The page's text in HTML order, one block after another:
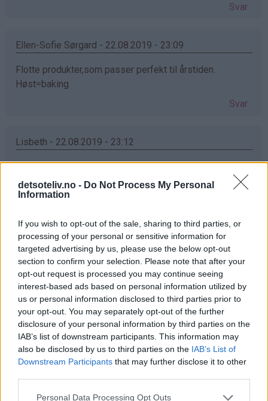
detsoteliv.no - Do Not Process My Personal
Information
If you wish to opt-out of the sale, sharing to third parties, or
processing of your personal or sensitive information for
targeted advertising by us, please use the below opt-out
section to confirm your selection. Please note that after your
opt-out request is processed you may continue seeing
interest-based ads based on personal information utilized by
us or personal information disclosed to third parties prior to
your opt-out. You may separately opt-out of the further
disclosure of your personal information by third parties on the
IAB’s list of downstream participants. This information may
also be disclosed by us to third parties on the IAB’s List of
Downstream Participants that may further disclose it to other
Personal Data Processing Opt Outs
Svar
Ellen-Sofie Sørgard - 22.08.2019 - 23:09
Flotte produkter,som passer perfekt til årstiden.
Høst=baking
Svar
Lisbeth - 22.08.2019 - 23:12
Ja takk veldig gjerne
Svar
Jeanette - 22.08.2019 - 23:23
Ja takk
Svar
Bjørg-Inger - 22.08.2019 - 23:37
Ja takk, for en flott gave å vinne
Svar